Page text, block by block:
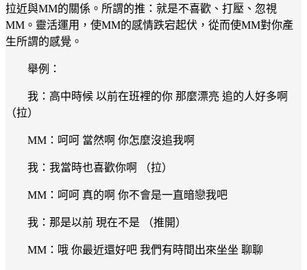
拉近與MM的關係。所謂的推：就是不喜歡、打壓、忽視
MM。靈活運用，使MM的感情跌宕起伏，從而使MM對你產
生所謂的感覺。
舉例：
我：高中時候 以前在班裡的你 那麼漂亮 追的人好多啊
（拉）
MM：呵呵 當然啊 你怎麼沒追我啊
我：我當時也喜歡你啊 （拉）
MM：呵呵 真的啊 你不會是一直暗戀我吧
我：那是以前 現在不是 （推開）
MM：哦 你最近還好吧 我們有時間出來坐坐 聊聊